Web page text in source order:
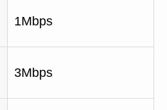
1Mbps
3Mbps